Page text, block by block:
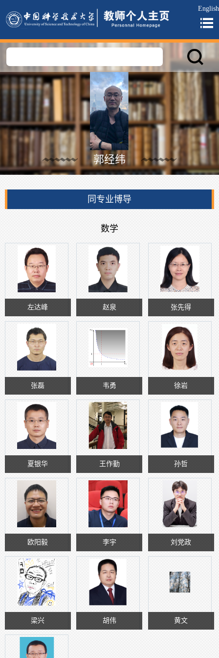
English
郭经纬
同专业博导
数学
左达峰 赵泉 张先得
张磊 韦勇 徐岩
夏银华 王作勤 孙哲
欧阳毅 李宇 刘党政
梁兴 胡伟 黄文